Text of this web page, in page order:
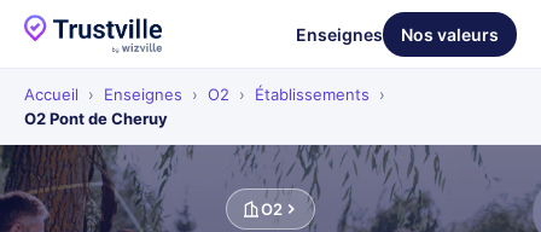
Enseignes Nos valeurs
Accueil › Enseignes › O2 › Établissements
›
O2 Pont de Cheruy
O2